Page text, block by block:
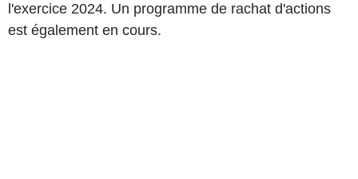
l'exercice 2024. Un programme de rachat d'actions
est également en cours.